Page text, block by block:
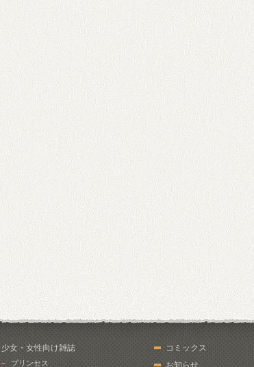
少女・女性向け雑誌
プリンセス
コミックス
お知らせ